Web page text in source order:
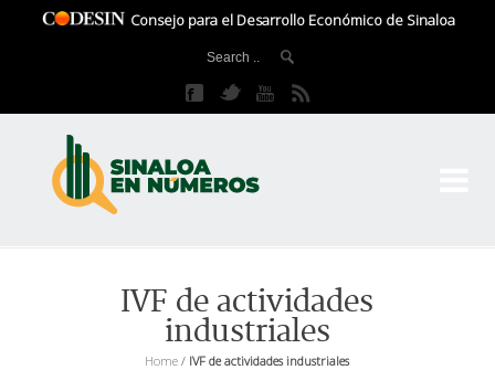
Consejo para el Desarrollo Económico de Sinaloa
IVF de actividades
industriales
Home / IVF de actividades industriales